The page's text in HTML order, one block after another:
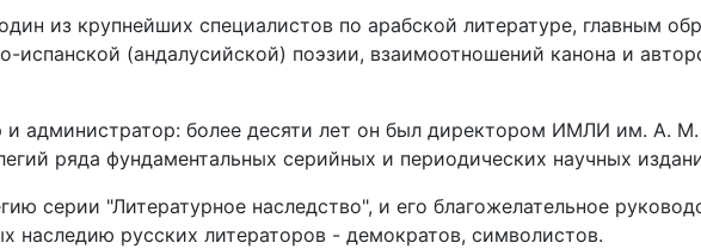
из крупнейших специалистов по арабской литературе, главным
испанской (андалусийской) поэзии, взаимоотношений канона и
администратор: более десяти лет он был директором ИМЛИ им. А. М.
ряда фундаментальных серийных и периодических научных
серии "Литературное наследство", и его благожелательное
наследию русских литераторов - демократов, символистов.